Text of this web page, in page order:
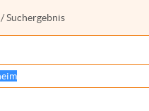
/ Suchergebnis